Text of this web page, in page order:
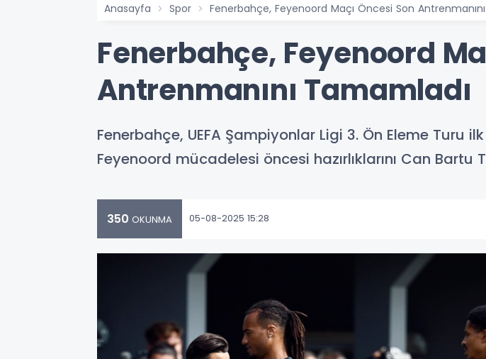
Anasayfa Spor Fenerbahçe, Feyenoord Maçı Öncesi Son
Fenerbahçe, Feyenoord
Antrenmanını Tamamladı
Fenerbahçe, UEFA Şampiyonlar Ligi 3. Ön Eleme Turu
Feyenoord mücadelesi öncesi hazırlıklarını Can
350 OKUNMA 05-08-2025 15:28